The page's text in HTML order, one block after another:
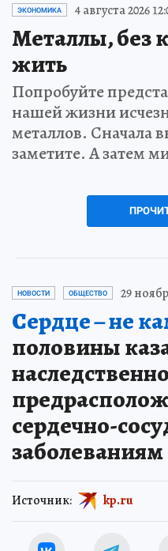
ЭКОНОМИКА 4 августа 2026
Металлы, без
жить
Попробуйте
нашей жизни
металлов. Сначала
заметите. А затем
НОВОСТИ ОБЩЕСТВО 29
Сердце – не
половины
сердечно-
заболеваниям
Источник: kp.ru